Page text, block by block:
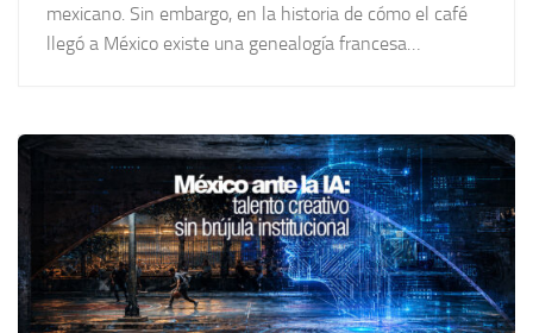
mexicano. Sin embargo, en la historia de cómo el café
llegó a México existe una genealogía francesa…